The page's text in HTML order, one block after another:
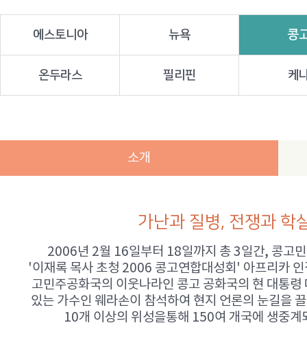
에스토니아 뉴욕 콩
온두라스 필리핀 케
소개
가난과 질병, 전쟁과 학
2006년 2월 16일부터 18일까지 총 3일간, 콩고
'이재록 목사 초청 2006 콩고연합대성회' 아프리카
고민주공화국의 이웃나라인 콩고 공화국의 현 대통
있는 가수인 웨라손이 참석하여 현지 언론의 눈길을
10개 이상의 위성을통해 150여 개국에 생중